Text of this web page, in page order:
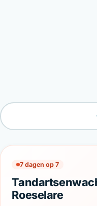
7 dagen op 7
Roeselare